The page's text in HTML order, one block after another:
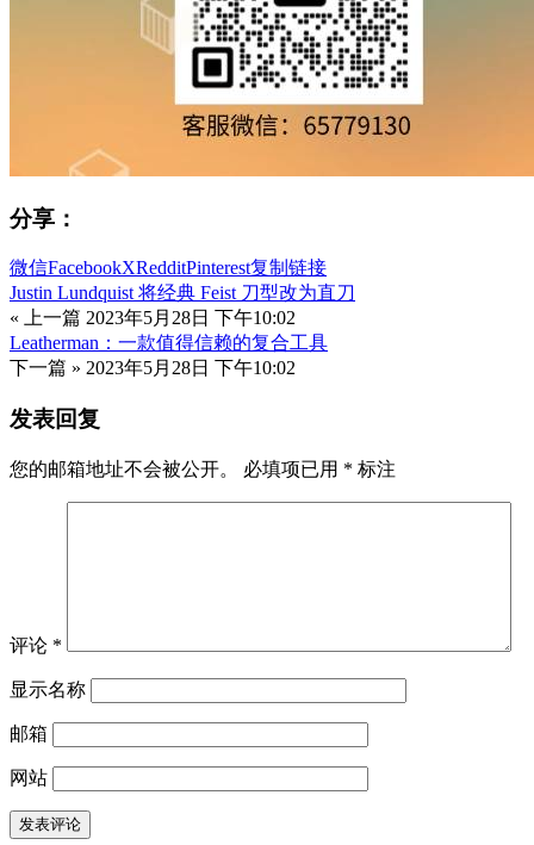
分享：
微信FacebookXRedditPinterest复制链接
Justin Lundquist 将经典 Feist 刀型改为直刀
« 上一篇 2023年5月28日 下午10:02
Leatherman：一款值得信赖的复合工具
下一篇 » 2023年5月28日 下午10:02
发表回复
您的邮箱地址不会被公开。 必填项已用 * 标注
评论 *
显示名称
邮箱
网站